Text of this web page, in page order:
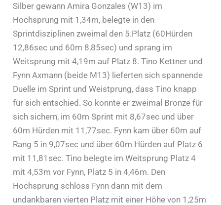
Silber gewann Amira Gonzales (W13) im
Hochsprung mit 1,34m, belegte in den
Sprintdisziplinen zweimal den 5.Platz (60Hürden
12,86sec und 60m 8,85sec) und sprang im
Weitsprung mit 4,19m auf Platz 8. Tino Kettner und
Fynn Axmann (beide M13) lieferten sich spannende
Duelle im Sprint und Weistprung, dass Tino knapp
für sich entschied. So konnte er zweimal Bronze für
sich sichern, im 60m Sprint mit 8,67sec und über
60m Hürden mit 11,77sec. Fynn kam über 60m auf
Rang 5 in 9,07sec und über 60m Hürden auf Platz 6
mit 11,81sec. Tino belegte im Weitsprung Platz 4
mit 4,53m vor Fynn, Platz 5 in 4,46m. Den
Hochsprung schloss Fynn dann mit dem
undankbaren vierten Platz mit einer Höhe von 1,25m